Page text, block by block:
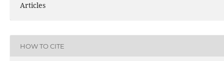
Articles
HOW TO CITE